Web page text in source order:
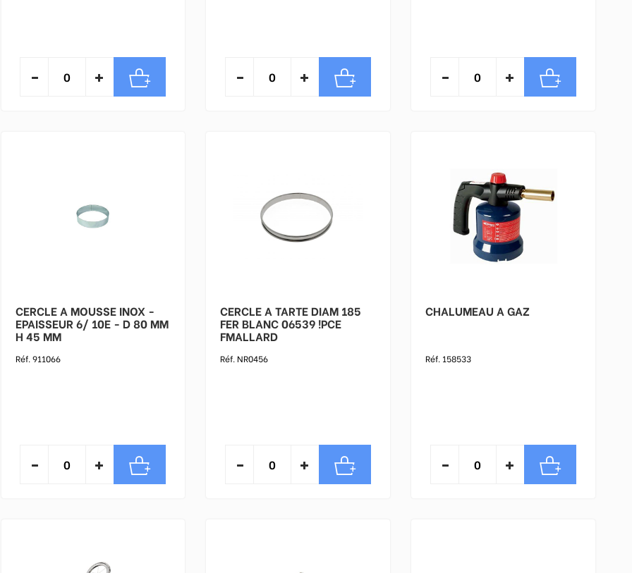
CERCLE A MOUSSE INOX -
EPAISSEUR 6/ 10E - D 80 MM
H 45 MM
Réf. 911066
CERCLE A TARTE DIAM 185
FER BLANC 06539 !PCE
FMALLARD
Réf. NR0456
CHALUMEAU A GAZ
Réf. 158533